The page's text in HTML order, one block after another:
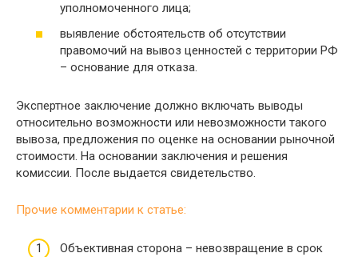
уполномоченного лица;
выявление обстоятельств об отсутствии
правомочий на вывоз ценностей с территории РФ
– основание для отказа.
Экспертное заключение должно включать выводы
относительно возможности или невозможности такого
вывоза, предложения по оценке на основании рыночной
стоимости. На основании заключения и решения
комиссии. После выдается свидетельство.
Прочие комментарии к статье:
Объективная сторона – невозвращение в срок